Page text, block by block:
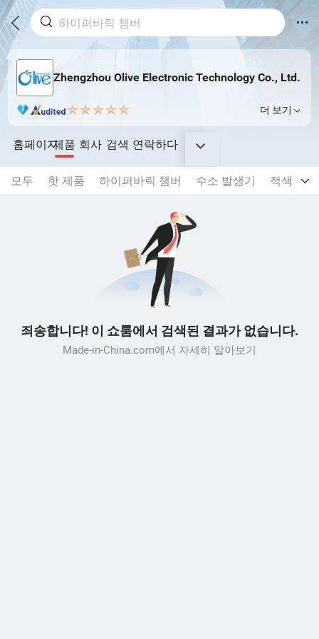
Zhengzhou Olive Electronic Technology Co., Ltd.
더 보기
홈페이지제품 회사 검색 연락하다
모두 핫 제품 하이퍼바릭 챔버 수소 발생기 적색광
죄송합니다! 이 쇼룸에서 검색된 결과가 없습니다.
Made-in-China.com에서 자세히 알아보기